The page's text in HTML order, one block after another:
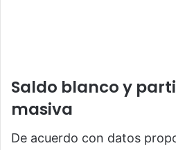
Saldo blanco y
masiva
De acuerdo con datos